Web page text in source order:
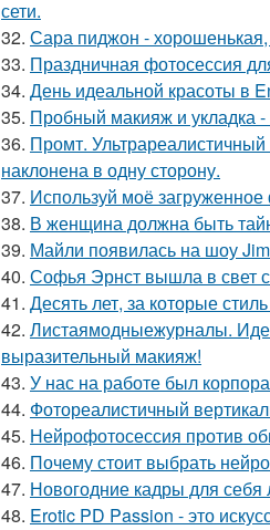
сети.
32. Сара пиджон -
33. Праздничная фотосессия
34. День идеальной красоты в
35. Пробный макияж и укладка
36. Промт.
наклонена в одну сторону.
37. Используй моё загруженное
38. В женщина должна быть
39. Майли появилась на шоу
40. Софья Эрнст вышла в свет
41. Десять лет, за которые
42. Листаямодныежурналы.
выразительный макияж!
43. У нас на работе был
44. Фотореалистичный
45. Нейрофотосессия против
46. Почему стоит выбрать
47. Новогодние кадры для
48. Erotic PD Passion - это